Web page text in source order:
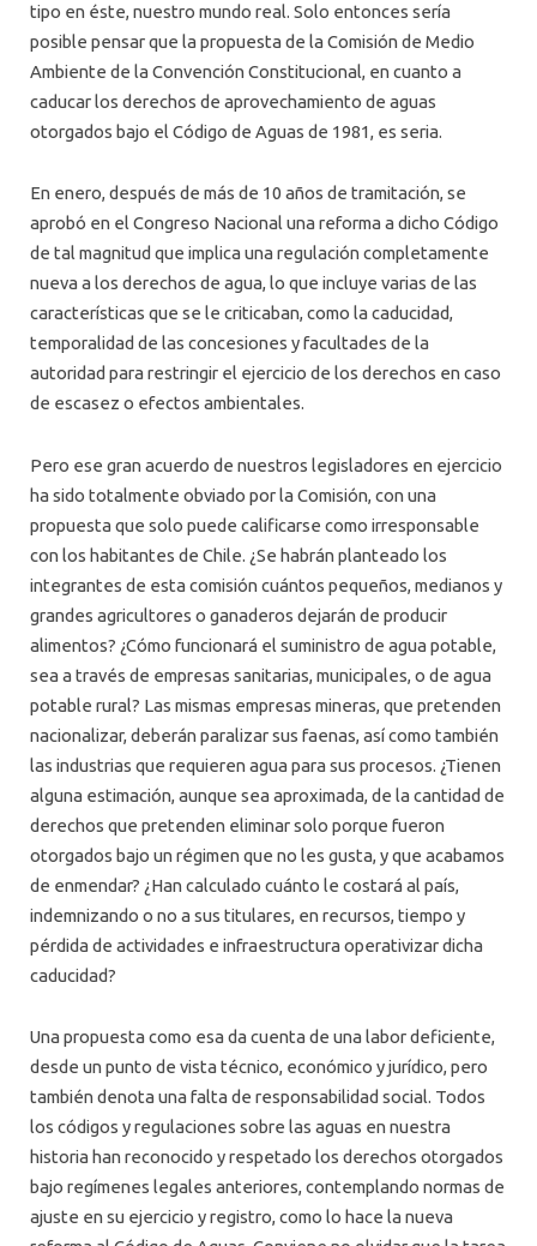
tipo en éste, nuestro mundo real. Solo entonces sería
posible pensar que la propuesta de la Comisión de Medio
Ambiente de la Convención Constitucional, en cuanto a
caducar los derechos de aprovechamiento de aguas
otorgados bajo el Código de Aguas de 1981, es seria.
En enero, después de más de 10 años de tramitación, se
aprobó en el Congreso Nacional una reforma a dicho Código
de tal magnitud que implica una regulación completamente
nueva a los derechos de agua, lo que incluye varias de las
características que se le criticaban, como la caducidad,
temporalidad de las concesiones y facultades de la
autoridad para restringir el ejercicio de los derechos en caso
de escasez o efectos ambientales.
Pero ese gran acuerdo de nuestros legisladores en ejercicio
ha sido totalmente obviado por la Comisión, con una
propuesta que solo puede calificarse como irresponsable
con los habitantes de Chile. ¿Se habrán planteado los
integrantes de esta comisión cuántos pequeños, medianos y
grandes agricultores o ganaderos dejarán de producir
alimentos? ¿Cómo funcionará el suministro de agua potable,
sea a través de empresas sanitarias, municipales, o de agua
potable rural? Las mismas empresas mineras, que pretenden
nacionalizar, deberán paralizar sus faenas, así como también
las industrias que requieren agua para sus procesos. ¿Tienen
alguna estimación, aunque sea aproximada, de la cantidad de
derechos que pretenden eliminar solo porque fueron
otorgados bajo un régimen que no les gusta, y que acabamos
de enmendar? ¿Han calculado cuánto le costará al país,
indemnizando o no a sus titulares, en recursos, tiempo y
pérdida de actividades e infraestructura operativizar dicha
caducidad?
Una propuesta como esa da cuenta de una labor deficiente,
desde un punto de vista técnico, económico y jurídico, pero
también denota una falta de responsabilidad social. Todos
los códigos y regulaciones sobre las aguas en nuestra
historia han reconocido y respetado los derechos otorgados
bajo regímenes legales anteriores, contemplando normas de
ajuste en su ejercicio y registro, como lo hace la nueva